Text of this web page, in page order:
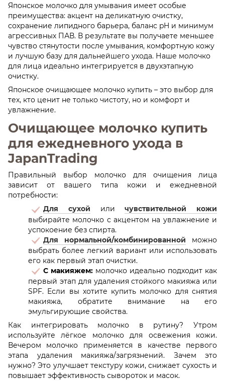
Японское молочко для умывания имеет особые
преимущества: акцент на деликатную очистку,
сохранение липидного барьера, баланс pH и минимум
агрессивных ПАВ. В результате вы получаете меньшее
чувство стянутости после умывания, комфортную кожу
и лучшую базу для дальнейшего ухода. Наше молочко
для лица идеально интегрируется в двухэтапную
очистку.
Японское очищающее молочко купить – это выбор для
тех, кто ценит не только чистоту, но и комфорт и
увлажнение.
Очищающее молочко купить
для ежедневного ухода в
JapanTrading
Правильный выбор молочко для очищения лица
зависит от вашего типа кожи и ежедневной
потребности:
Для сухой иличувствительной кожи
выбирайте молочко с акцентом на увлажнение и
успокоение без спирта.
Для нормальной/комбинированной можно
выбрать более легкий вариант или использовать
его как первый этап очистки.
С макияжем: молочко идеально подходит как
первый этап для удаления стойкого макияжа или
SPF. Если вы хотите купить молочко для снятия
макияжа, обратите внимание на его
эмульгирующие свойства.
Как интегрировать молочко в рутину? Утром
используйте лёгкое молочко для освежения кожи.
Вечером молочко применяется в качестве первого
этапа удаления макияжа/загрязнений. Зачем это
нужно? Это улучшает текстуру кожи, снижает сухость и
повышает эффективность сывороток и масок.